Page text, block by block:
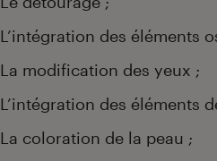
L’intégration des éléments
La modification des yeux ;
L’intégration des éléments
La coloration de la peau ;